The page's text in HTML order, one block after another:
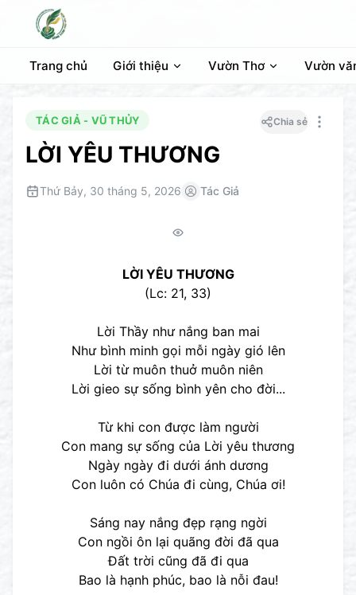
Trang chủ Giới thiệu Vườn Thơ Vườn
TÁC GIẢ - VŨ THỦY
LỜI YÊU THƯƠNG
Chia sẻ
Thứ Bảy, 30 tháng 5, 2026 Tác Giả
LỜI YÊU THƯƠNG
(Lc: 21, 33)
Lời Thầy như nắng ban mai
Như bình minh gọi mỗi ngày gió lên
Lời từ muôn thuở muôn niên
Lời gieo sự sống bình yên cho đời...
Từ khi con được làm người
Con mang sự sống của Lời yêu thương
Ngày ngày đi dưới ánh dương
Con luôn có Chúa đi cùng, Chúa ơi!
Sáng nay nắng đẹp rạng ngời
Con ngồi ôn lại quãng đời đã qua
Đất trời cũng đã đi qua
Bao là hạnh phúc, bao là nỗi đau!